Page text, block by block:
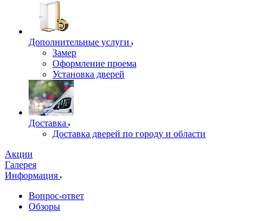
Дополнительные услуги
Замер
Оформление проема
Установка дверей
Доставка
Доставка дверей по городу и области
Акции
Галерея
Информация
Вопрос-ответ
Обзоры